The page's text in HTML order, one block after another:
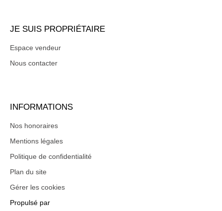
JE SUIS PROPRIÉTAIRE
Espace vendeur
Nous contacter
INFORMATIONS
Nos honoraires
Mentions légales
Politique de confidentialité
Plan du site
Gérer les cookies
Propulsé par